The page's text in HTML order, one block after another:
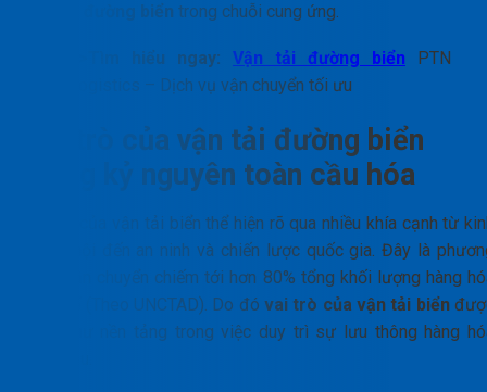
vận tải đường biển trong chuỗi cung ứng.
>>Tìm hiểu ngay: Vận tải đường biển PTN
Logistics – Dịch vụ vận chuyển tối ưu
Vai trò của vận tải đường biển
trong kỷ nguyên toàn cầu hóa
Vai trò của vận tải biển thể hiện rõ qua nhiều khía cạnh từ
tế, xã hội đến an ninh và chiến lược quốc gia. Đây là
thức vận chuyển chiếm tới hơn 80% tổng khối lượng hàng
(Theo UNCTAD). Do đóvai trò của vận tải biển
xem như nền tảng trong việc duy trì sự lưu thông hàng